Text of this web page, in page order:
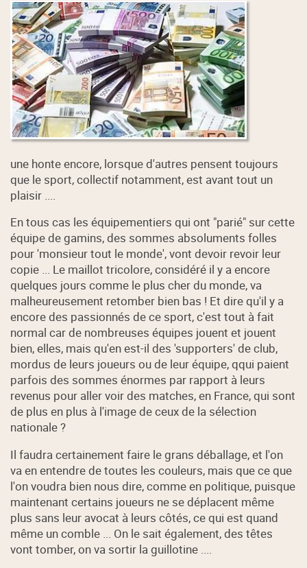
une honte encore, lorsque d'autres pensent toujours
que le sport, collectif notamment, est avant tout un
plaisir ....
En tous cas les équipementiers qui ont "parié" sur cette
équipe de gamins, des sommes absoluments folles
pour 'monsieur tout le monde', vont devoir revoir leur
copie ... Le maillot tricolore, considéré il y a encore
quelques jours comme le plus cher du monde, va
malheureusement retomber bien bas ! Et dire qu'il y a
encore des passionnés de ce sport, c'est tout à fait
normal car de nombreuses équipes jouent et jouent
bien, elles, mais qu'en est-il des 'supporters' de club,
mordus de leurs joueurs ou de leur équipe, qqui paient
parfois des sommes énormes par rapport à leurs
revenus pour aller voir des matches, en France, qui sont
de plus en plus à l'image de ceux de la sélection
nationale ?
Il faudra certainement faire le grans déballage, et l'on
va en entendre de toutes les couleurs, mais que ce que
l'on voudra bien nous dire, comme en politique, puisque
maintenant certains joueurs ne se déplacent même
plus sans leur avocat à leurs côtés, ce qui est quand
même un comble ... On le sait également, des têtes
vont tomber, on va sortir la guillotine ....